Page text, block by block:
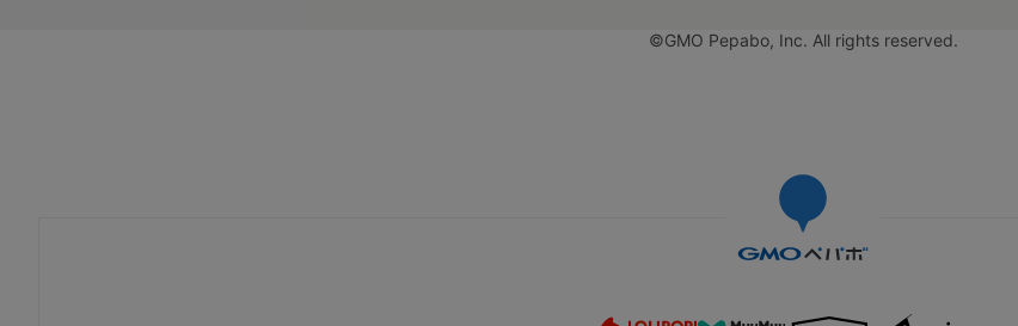
©GMO Pepabo, Inc. All rights reserved.